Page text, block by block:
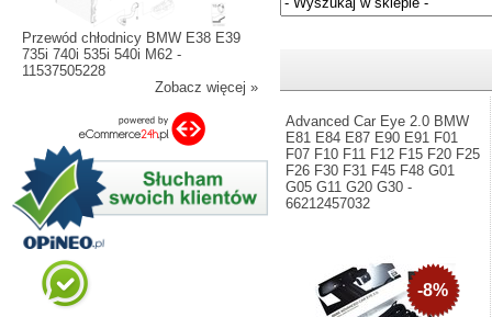
Przewód chłodnicy BMW E38 E39
735i 740i 535i 540i M62 -
11537505228
Zobacz więcej »
Advanced Car Eye 2.0 BMW
E81 E84 E87 E90 E91 F01
F07 F10 F11 F12 F15 F20 F25
F26 F30 F31 F45 F48 G01
G05 G11 G20 G30 -
66212457032
-8%